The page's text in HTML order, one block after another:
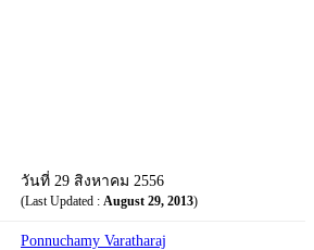
วันที่ 29 สิงหาคม 2556
(Last Updated : August 29, 2013)
Ponnuchamy Varatharaj